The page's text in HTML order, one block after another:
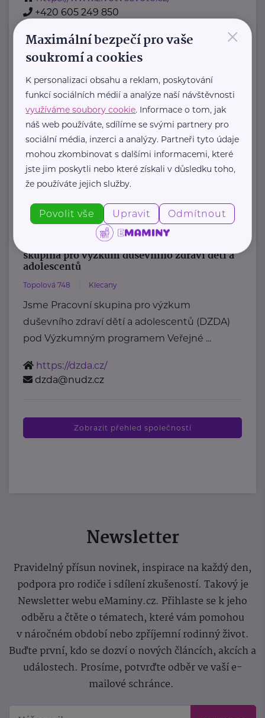
+420 605 249 850
Nadační fond Spolu s odvahou
Žižkova 403 Mladá Boleslav
Nadační fond Spolu s odvahou
je nezisková organizace, jejímž
posláním je podporovat duševní
zdraví dětí ...
https://spolusodvahou.org/cz/
info@spolusodvahou.cz
Národní ústav duševního zdraví, Pracovní
skupina pro výzkum duševního zdraví dětí a
adolescentů
Topolová 748 Klecany
Jsme Pracovní skupina pro výzkum
duševního zdraví dětí a adolescentů (DZDA)
pod Výzkumným programem Veřejné ...
https://dzda.cz/
dzda@nudz.cz
Zobrazit přehled společností
Newsletter
Pravidelný přísun novinek, inspirace na každý den,
podpora pro rodiče i sdílení zkušeností. Takový je
Newsletter webu eMaminy.cz. Přihlaste se k jeho
odběru a čtěte o tématech, které vám pomohou
v náročném období nebo zpříjemní rodinný život.
Buďte první, kdo se dozví o nových článcích, akcích a
událostech. Prosíme, potvrďte odběr ve vaší e-
mailové schránce.
×
Maximální bezpečí pro vaše
soukromí a cookies
K personalizaci obsahu a reklam, poskytování
funkcí sociálních médií a analýze naší návštěvnosti
využíváme soubory cookie. Informace o tom, jak
náš web používáte, sdílíme se svými partnery pro
sociální média, inzerci a analýzy. Partneři tyto údaje
mohou zkombinovat s dalšími informacemi, které
jste jim poskytli nebo které získali v důsledku toho,
že používáte jejich služby.
Povolit vše Upravit Odmítnout